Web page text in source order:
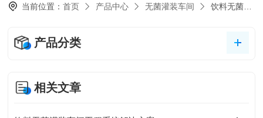
当前位置：首页 产品中心 无菌灌装车间 饮料无菌灌装车间
产品分类
相关文章